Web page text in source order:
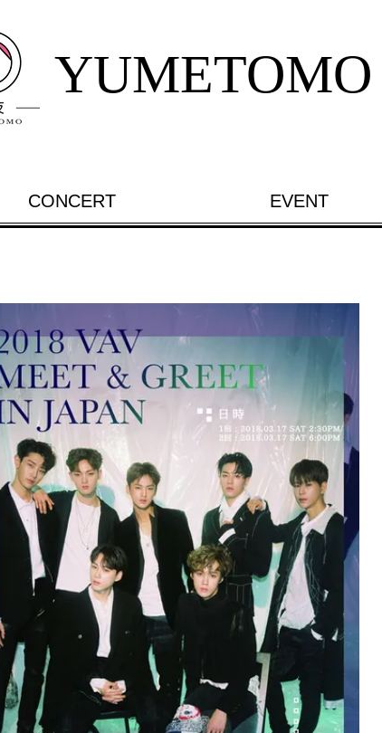
YUMETOMO
CONCERT EVENT